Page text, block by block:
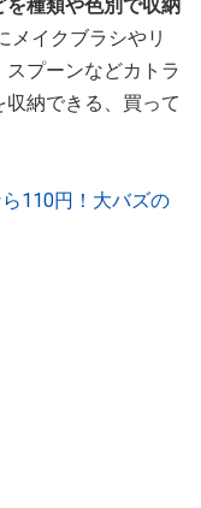
を種類や色別で収納
メイクブラシやリ
プーンなどカトラ
納できる、買って
110円！大バズの